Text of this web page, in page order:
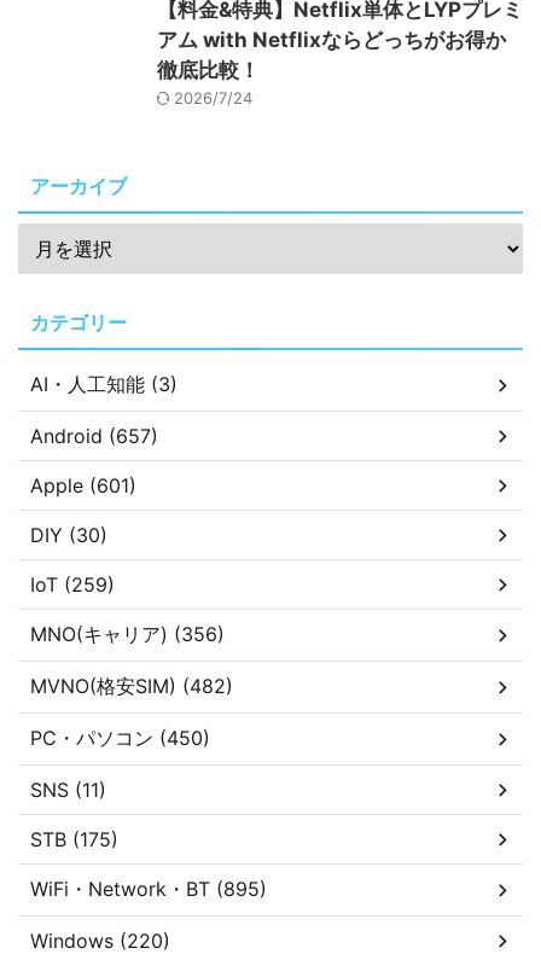
【料金&特典】Netflix単体とLYPプレミ
アム with Netflixならどっちがお得か
徹底比較！
2026/7/24
アーカイブ
カテゴリー
AI・人工知能 (3)
Android (657)
Apple (601)
DIY (30)
IoT (259)
MNO(キャリア) (356)
MVNO(格安SIM) (482)
PC・パソコン (450)
SNS (11)
STB (175)
WiFi・Network・BT (895)
Windows (220)